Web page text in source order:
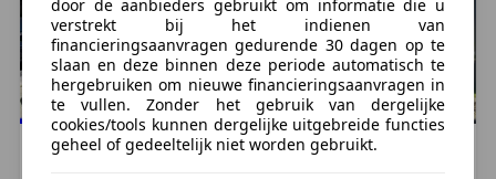
Volvo S40 Volvo S40
door de aanbieders gebruikt om informatie die u
verstrekt bij het indienen van
financieringsaanvragen gedurende 30 dagen op te
slaan en deze binnen deze periode automatisch te
hergebruiken om nieuwe financieringsaanvragen in
te vullen. Zonder het gebruik van dergelijke
cookies/tools kunnen dergelijke uitgebreide functies
geheel of gedeeltelijk niet worden gebruikt.